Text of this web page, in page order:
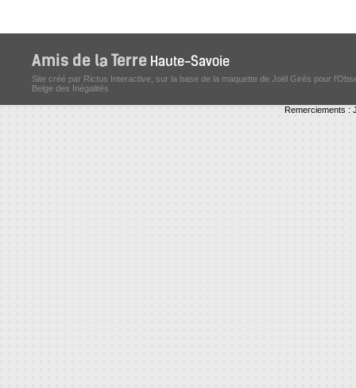
Site créé par Rictus Interactive, sur la base de la maquette de Joël Girès pour
Belge des Inégalités
Remerciements :